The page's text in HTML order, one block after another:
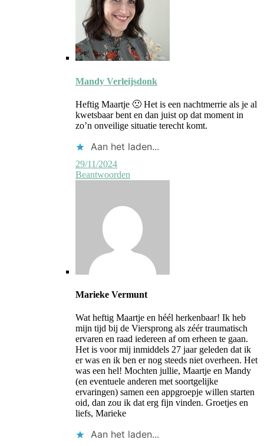
door
auteur
Mandy Verleijsdonk
Heftig Maartje 🙁 Het is een nachtmerrie als je al
kwetsbaar bent en dan juist op dat moment in
zo’n onveilige situatie terecht komt.
Aan het laden...
29/11/2024
Beantwoorden
Marieke Vermunt
Wat heftig Maartje en héél herkenbaar! Ik heb
mijn tijd bij de Viersprong als zéér traumatisch
ervaren en raad iedereen af om erheen te gaan.
Het is voor mij inmiddels 27 jaar geleden dat ik
er was en ik ben er nog steeds niet overheen. Het
was een hel! Mochten jullie, Maartje en Mandy
(en eventuele anderen met soortgelijke
ervaringen) samen een appgroepje willen starten
oid, dan zou ik dat erg fijn vinden. Groetjes en
liefs, Marieke
Aan het laden...